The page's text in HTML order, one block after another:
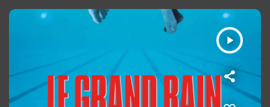
play_arrow